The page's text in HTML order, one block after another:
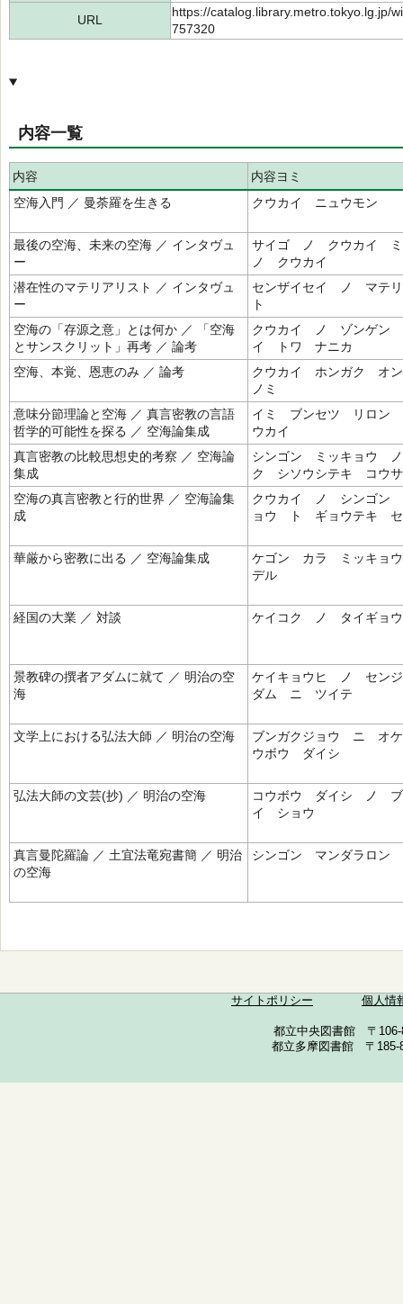
URL
https://catalog.library.metro.tokyo.lg.jp/
757320
内容一覧
内容
内容ヨミ
空海入門 ／ 曼荼羅を生きる
クウカイ ニュウモン
最後の空海、未来の空海 ／ インタヴュ
ー
サイゴ ノ クウカイ
ノ クウカイ
潜在性のマテリアリスト ／ インタヴュ
ー
センザイセイ ノ マテリ
ト
空海の「存源之意」とは何か ／ 「空海
とサンスクリット」再考 ／ 論考
クウカイ ノ ゾンゲ
イ トワ ナニカ
空海、本覚、恩恵のみ ／ 論考
クウカイ ホンガク オ
ノミ
意味分節理論と空海 ／ 真言密教の言語
哲学的可能性を探る ／ 空海論集成
イミ ブンセツ リロ
ウカイ
真言密教の比較思想史的考察 ／ 空海論
集成
シンゴン ミッキョウ
ク シソウシテキ コウ
空海の真言密教と行的世界 ／ 空海論集
成
クウカイ ノ シンゴン
ョウ ト ギョウテキ セ
華厳から密教に出る ／ 空海論集成
ケゴン カラ ミッキ
デル
経国の大業 ／ 対談 ケイコク ノ タイギョウ
景教碑の撰者アダムに就て ／ 明治の空
海
ケイキョウヒ ノ セン
ダム ニ ツイテ
文学上における弘法大師 ／ 明治の空海
ブンガクジョウ ニ オ
ウボウ ダイシ
弘法大師の文芸(抄) ／ 明治の空海
コウボウ ダイシ ノ ブ
イ ショウ
真言曼陀羅論 ／ 土宜法竜宛書簡 ／ 明治
の空海
シンゴン マンダラロン
サイトポリシー 個人情
都立中央図書館 〒
都立多摩図書館 〒185-